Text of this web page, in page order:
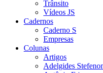
Trânsito
Vídeos JS
Cadernos
Caderno S
Empresas
Colunas
Artigos
Adelgides